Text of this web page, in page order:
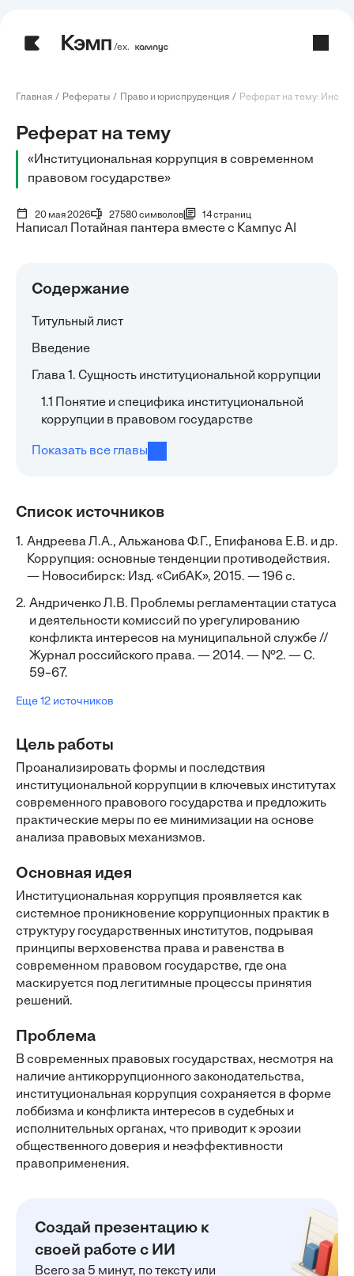
/ех.
Главная Рефераты Право и юриспруденция Реферат на тему:
Реферат на тему
«Институциональная коррупция в современном
правовом государстве»
20 мая 2026 27580 символов 14 страниц
Написал Потайная пантера вместе с Кампус AI
Содержание
Титульный лист
Введение
Глава 1. Сущность институциональной коррупции
1.1 Понятие и специфика институциональной
коррупции в правовом государстве
Показать все главы
Список источников
1. Андреева Л.А., Альжанова Ф.Г., Епифанова Е.В. и др.
Коррупция: основные тенденции противодействия.
— Новосибирск: Изд. «СибАК», 2015. — 196 с.
2. Андриченко Л.В. Проблемы регламентации статуса
и деятельности комиссий по урегулированию
конфликта интересов на муниципальной службе //
Журнал российского права. — 2014. — №2. — С.
59–67.
Еще 12 источников
Цель работы
Проанализировать формы и последствия
институциональной коррупции в ключевых институтах
современного правового государства и предложить
практические меры по ее минимизации на основе
анализа правовых механизмов.
Основная идея
Институциональная коррупция проявляется как
системное проникновение коррупционных практик в
структуру государственных институтов, подрывая
принципы верховенства права и равенства в
современном правовом государстве, где она
маскируется под легитимные процессы принятия
решений.
Проблема
В современных правовых государствах, несмотря на
наличие антикоррупционного законодательства,
институциональная коррупция сохраняется в форме
лоббизма и конфликта интересов в судебных и
исполнительных органах, что приводит к эрозии
общественного доверия и неэффективности
правоприменения.
Создай презентацию к
своей работе с ИИ
Всего за 5 минут, по тексту или